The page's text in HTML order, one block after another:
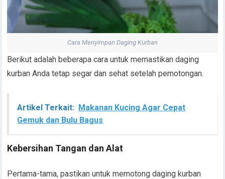
Cara Menyimpan Daging Kurban
Berikut adalah beberapa cara untuk memastikan daging
kurban Anda tetap segar dan sehat setelah pemotongan.
Artikel Terkait: Makanan Kucing Agar Cepat
Gemuk dan Bulu Bagus
Kebersihan Tangan dan Alat
Pertama-tama, pastikan untuk memotong daging kurban